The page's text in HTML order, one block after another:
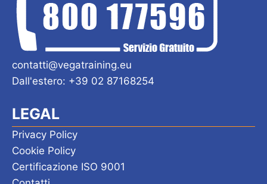
contatti@vegatraining.eu
Dall'estero: +39 02 87168254
LEGAL
Privacy Policy
Cookie Policy
Certificazione ISO 9001